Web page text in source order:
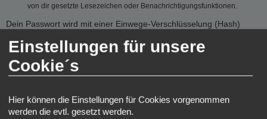
von dir gesetzte Lesezeichen oder Benachrichtigungsfunktionen.
Dein Passwort wird mit einer Einwege-Verschlüsselung (Hash)
dieses Passwort nicht auf einer Vielzahl von Webseiten zu
verwenden. Das Passwort ist dein Schlüssel zu deinem
Benutzerkonto für das Board, also geh mit ihm sorgsam um.
Limited oder ein Dritter berechtigterweise nach deinem Passwort
fragen. Solltest du dein Passwort vergessen haben, so kannst du
Einstellungen für unsere
Cookie´s
Hier können die Einstellungen für Cookies vorgenommen
werden die evtl. gesetzt werden.